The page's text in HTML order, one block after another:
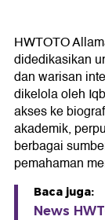
HWTOTO
didedikasikan
dan warisan
dikelola oleh
akses ke
akademik,
berbagai
pemahaman
Baca juga:
News